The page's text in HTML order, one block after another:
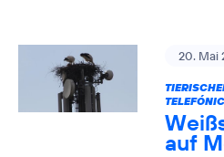
20. Mai
auf